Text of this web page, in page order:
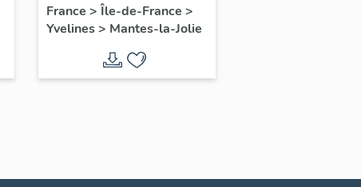
France > Île-de-France >
Yvelines> Mantes-la-Jolie